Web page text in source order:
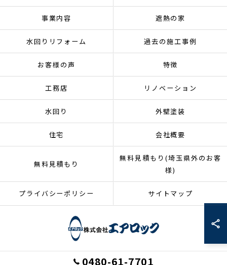
0480-61-7701
事業内容 遮熱の家
水回りリフォーム 過去の施工事例
お客様の声 特徴
工務店 リノベーション
水回り 外壁塗装
住宅 会社概要
無料見積もり
無料見積もり(埼玉県外のお客
様)
プライバシーポリシー サイトマップ
© 2026 埼玉県加須市のリフォームなら株式会社エアロック ALL RIGHTS